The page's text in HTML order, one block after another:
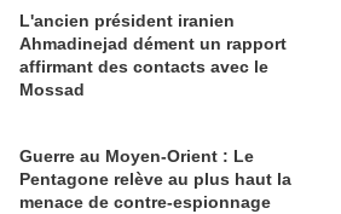
L'ancien président iranien
Ahmadinejad dément un rapport
affirmant des contacts avec le
Mossad
Guerre au Moyen-Orient : Le
Pentagone relève au plus haut la
menace de contre-espionnage